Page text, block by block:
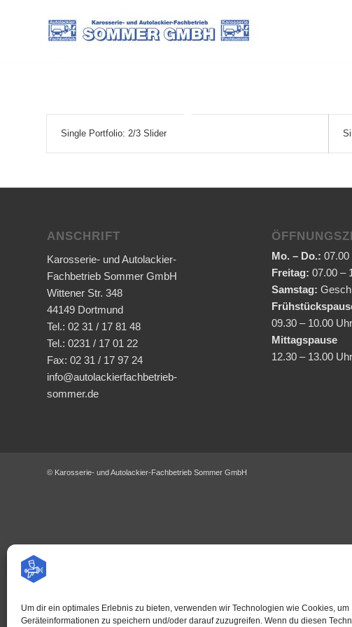
Um dir ein optimales Erlebnis zu bieten, verwenden wir Technologien wie Cookies, um
Geräteinformationen zu speichern und/oder darauf zuzugreifen. Wenn du diesen
Single Portfolio: 2/3 Slider
ANSCHRIFT
Karosserie- und Autolackier-
Fachbetrieb Sommer GmbH
Wittener Str. 348
44149 Dortmund
Tel.: 02 31 / 17 81 48
Tel.: 0231 / 17 01 22
Fax: 02 31 / 17 97 24
info@autolackierfachbetrieb-
sommer.de
Mo. – Do.: 07.00
Freitag: 07.00 –
Samstag:
09.30 – 10.00 Uhr
Mittagspause
12.30 – 13.00 Uhr
© Karosserie- und Autolackier-Fachbetrieb Sommer GmbH